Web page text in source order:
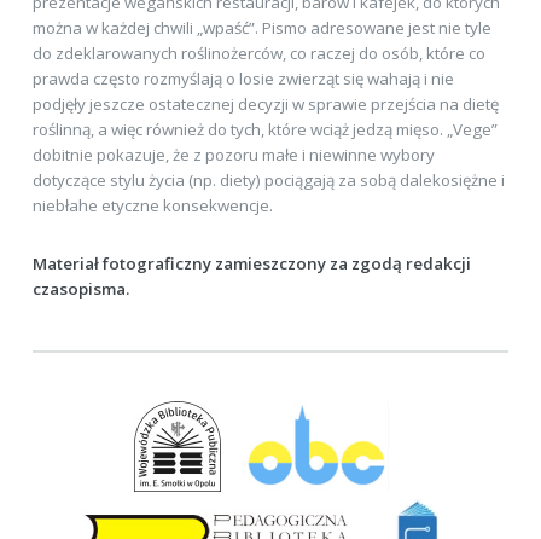
można w każdej chwili „wpaść”. Pismo adresowane jest nie tyle
do zdeklarowanych roślinożerców, co raczej do osób, które co
prawda często rozmyślają o losie zwierząt się wahają i nie
podjęły jeszcze ostatecznej decyzji w sprawie przejścia na dietę
roślinną, a więc również do tych, które wciąż jedzą mięso. „Vege”
dobitnie pokazuje, że z pozoru małe i niewinne wybory
dotyczące stylu życia (np. diety) pociągają za sobą dalekosiężne i
niebłahe etyczne konsekwencje.
Materiał fotograficzny zamieszczony za zgodą redakcji
czasopisma.